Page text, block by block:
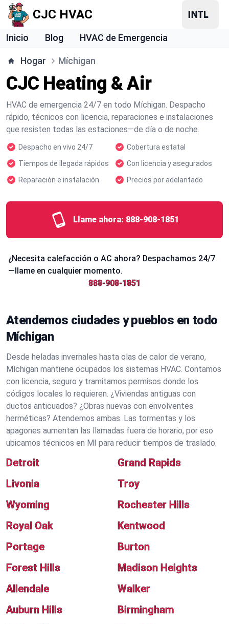
CJC HVAC
Inicio Blog HVAC de Emergencia
Hogar Míchigan
CJC Heating & Air
HVAC de emergencia 24/7 en todo Míchigan. Despacho
rápido, técnicos con licencia, reparaciones e instalaciones
que resisten todas las estaciones—de día o de noche.
Despacho en vivo 24/7
Cobertura estatal
Tiempos de llegada rápidos
Con licencia y asegurados
Reparación e instalación
Precios por adelantado
Llame ahora: 888-908-1851
¿Necesita calefacción o AC ahora? Despachamos 24/7
—llame en cualquier momento.
888-908-1851
Atendemos ciudades y pueblos en todo
Míchigan
Desde heladas invernales hasta olas de calor de verano,
Míchigan mantiene ocupados los sistemas HVAC. Contamos
con licencia, seguro y tramitamos permisos donde los
códigos locales lo requieren. ¿Viviendas antiguas con
ductos anticuados? ¿Obras nuevas con envolventes
herméticas? Atendemos ambas. Las tormentas y los
apagones aumentan las llamadas fuera de horario, por eso
ubicamos técnicos en MI para reducir tiempos de traslado.
Detroit
Grand Rapids
Livonia
Troy
Wyoming
Rochester Hills
Royal Oak
Kentwood
Portage
Burton
Forest Hills
Madison Heights
Allendale
Walker
Auburn Hills
Birmingham